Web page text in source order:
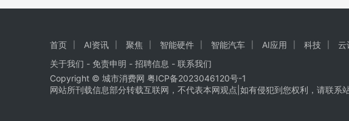
首页 AI资讯 聚焦 智能硬件 智能汽车 AI应用 科技 云
关于我们 - 免责申明 - 招聘信息 - 联系我们
Copyright © 城市消费网 粤ICP备2023046120号-1
网站所刊载信息部分转载互联网，不代表本网观点|如有侵犯到您权利，请联系